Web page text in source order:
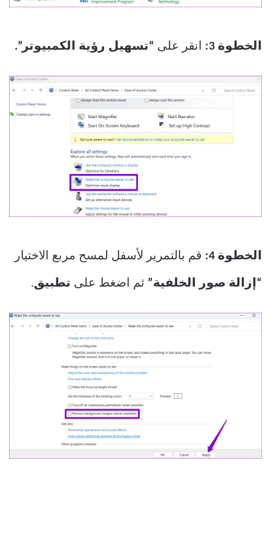
الخطوة 3: انقر على “تسهيل رؤية الكمبيوتر”.
الخطوة 4: قم بالتمرير لأسفل لمسح مربع الاختيار
“إزالة صور الخلفية” ثم اضغط على تطبيق.